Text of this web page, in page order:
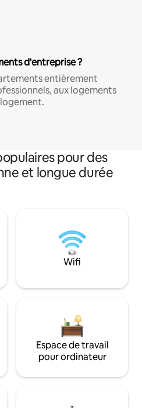
d'entreprise ?
entièrement
aux logements
pour des
et longue durée
Wifi
Espace de travail
pour ordinateur